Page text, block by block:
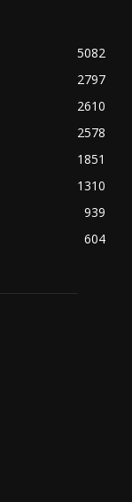
5082
2797
2610
2578
1851
1310
939
604